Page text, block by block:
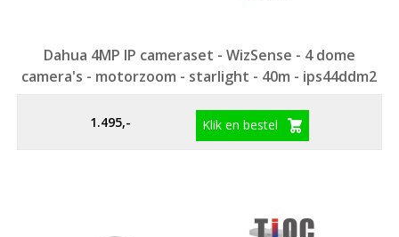
Dahua 4MP IP cameraset - WizSense - 4 dome
camera's - motorzoom - starlight - 40m - ips44ddm2
1.495,- Klik en bestel